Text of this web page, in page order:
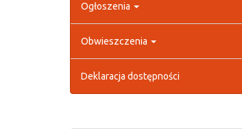
Ogłoszenia
Obwieszczenia
Deklaracja dostępności